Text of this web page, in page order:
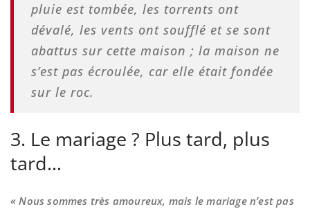
pluie est tombée, les torrents ont
dévalé, les vents ont soufflé et se sont
abattus sur cette maison ; la maison ne
s’est pas écroulée, car elle était fondée
sur le roc.
3. Le mariage ? Plus tard, plus
tard…
« Nous sommes très amoureux, mais le mariage n’est pas